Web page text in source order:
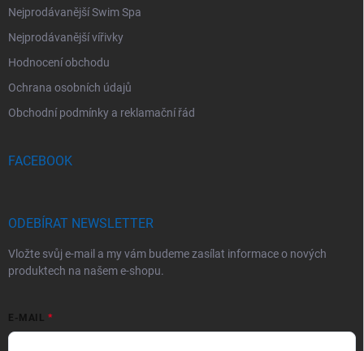
Nejprodávanější Swim Spa
Nejprodávanější vířivky
Hodnocení obchodu
Ochrana osobních údajů
Obchodní podmínky a reklamační řád
FACEBOOK
ODEBÍRAT NEWSLETTER
Vložte svůj e-mail a my vám budeme zasílat informace o nových
produktech na našem e-shopu.
E-MAIL